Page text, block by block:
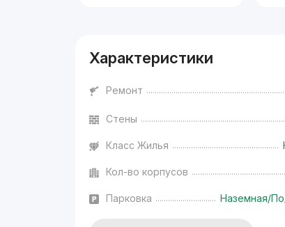
Характеристики
Ремонт
Стены
Класс Жилья
Кол-во корпусов
Парковка Наземная/